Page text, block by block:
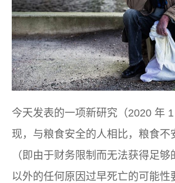
今天发表的一项新研究（2020 年
现，与粮食安全的人相比，粮食不
（即由于财务限制而无法获得足
以外的任何原因过早死亡的可能性